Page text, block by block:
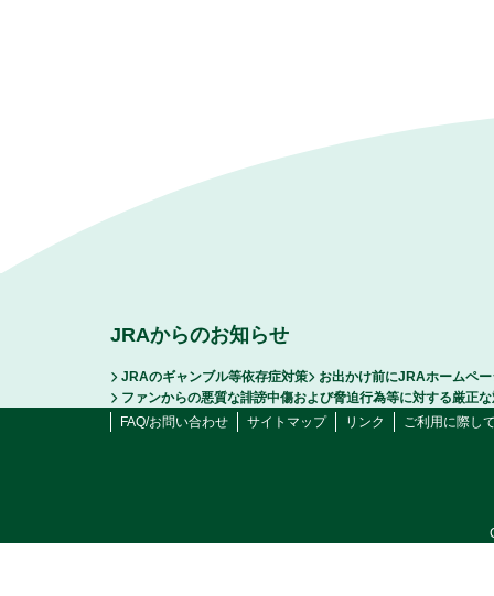
JRAからのお知らせ
JRAのギャンブル等依存症対策
お出かけ前にJRAホームペ
ファンからの悪質な誹謗中傷および脅迫行為等に対する厳正
FAQ/お問い合わせ
サイトマップ リンク ご利用に際し